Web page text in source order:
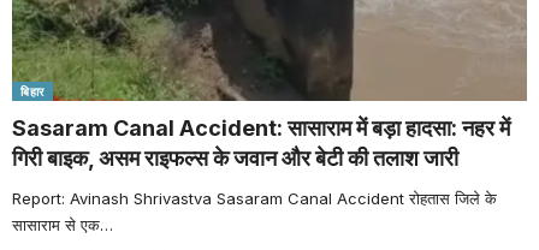
बिहार
Sasaram Canal Accident: सासाराम में बड़ा हादसा: नहर में
गिरी बाइक, असम राइफल्स के जवान और बेटी की तलाश जारी
Report: Avinash Shrivastva Sasaram Canal Accident रोहतास जिले के
सासाराम से एक…